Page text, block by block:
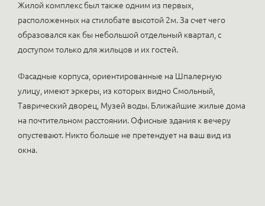
Жилой комплекс был также одним из первых,
расположенных на стилобате высотой 2м. За счет чего
образовался как бы небольшой отдельный квартал, с
доступом только для жильцов и их гостей.
Фасадные корпуса, ориентированные на Шпалерную
улицу, имеют эркеры, из которых видно Смольный,
Таврический дворец, Музей воды. Ближайшие жилые дома
на почтительном расстоянии. Офисные здания к вечеру
опустевают. Никто больше не претендует на ваш вид из
окна.